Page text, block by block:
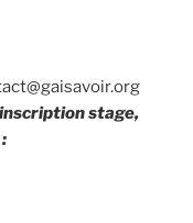
stage,